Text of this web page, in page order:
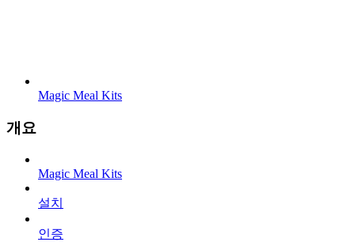
Magic Meal Kits
개요
Magic Meal Kits
설치
인증